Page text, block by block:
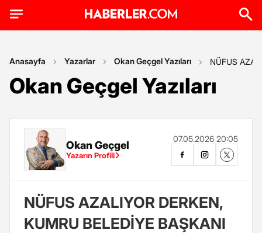
Anasayfa Yazarlar Okan Geçgel Yazıları NÜFUS
Okan Geçgel Yazıları
Okan Geçgel
Yazarın Profili
07.05.2026 20:05
NÜFUS AZALIYOR DERKEN,
KUMRU BELEDİYE BAŞKANI